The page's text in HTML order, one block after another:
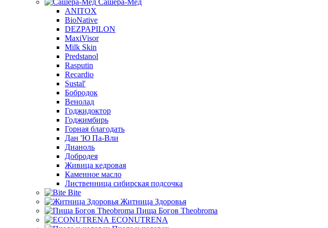
Сашера-Мед
ANITOX
BioNative
DEZPAPILON
MaxiVisor
Milk Skin
Predstanol
Rasputin
Recardio
Sustal'
Бобродок
Венолад
Годжидоктор
Годжимбирь
Горная благодать
Дан 'Ю Па-Вли
Дианоль
Добродея
Живица кедровая
Каменное масло
Лиственница сибирская подсочка
Bite
Житница Здоровья
Пища Богов Theobroma
ECONUTRENA